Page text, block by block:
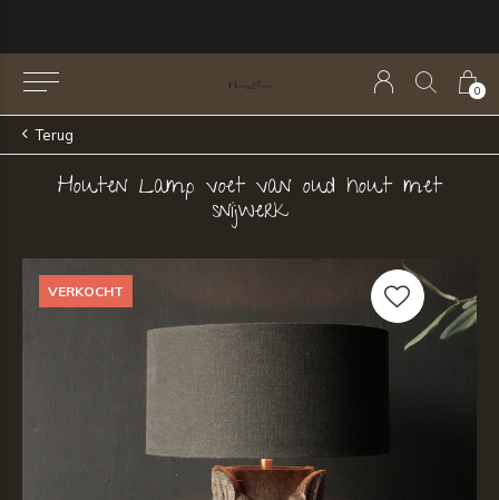
0
Terug
Houten Lamp voet van oud hout met
snijwerk
VERKOCHT